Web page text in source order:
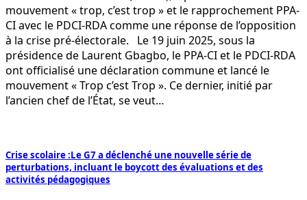
mouvement « trop, c’est trop » et le rapprochement PPA-
CI avec le PDCI-RDA comme une réponse de l’opposition
à la crise pré-électorale. Le 19 juin 2025, sous la
présidence de Laurent Gbagbo, le PPA-CI et le PDCI-RDA
ont officialisé une déclaration commune et lancé le
mouvement « Trop c’est Trop ». Ce dernier, initié par
l’ancien chef de l’État, se veut…
Crise scolaire :Le G7 a déclenché une nouvelle série de
perturbations, incluant le boycott des évaluations et des
activités pédagogiques